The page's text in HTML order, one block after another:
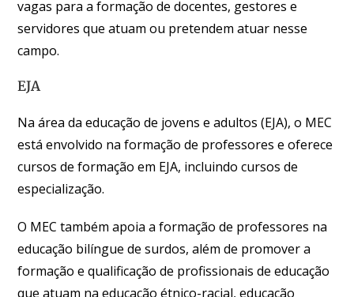
vagas para a formação de docentes, gestores e
servidores que atuam ou pretendem atuar nesse
campo.
EJA
Na área da educação de jovens e adultos (EJA), o MEC
está envolvido na formação de professores e oferece
cursos de formação em EJA, incluindo cursos de
especialização.
O MEC também apoia a formação de professores na
educação bilíngue de surdos, além de promover a
formação e qualificação de profissionais de educação
que atuam na educação étnico-racial, educação